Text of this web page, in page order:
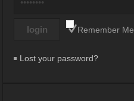
Remember Me
Lost your password?